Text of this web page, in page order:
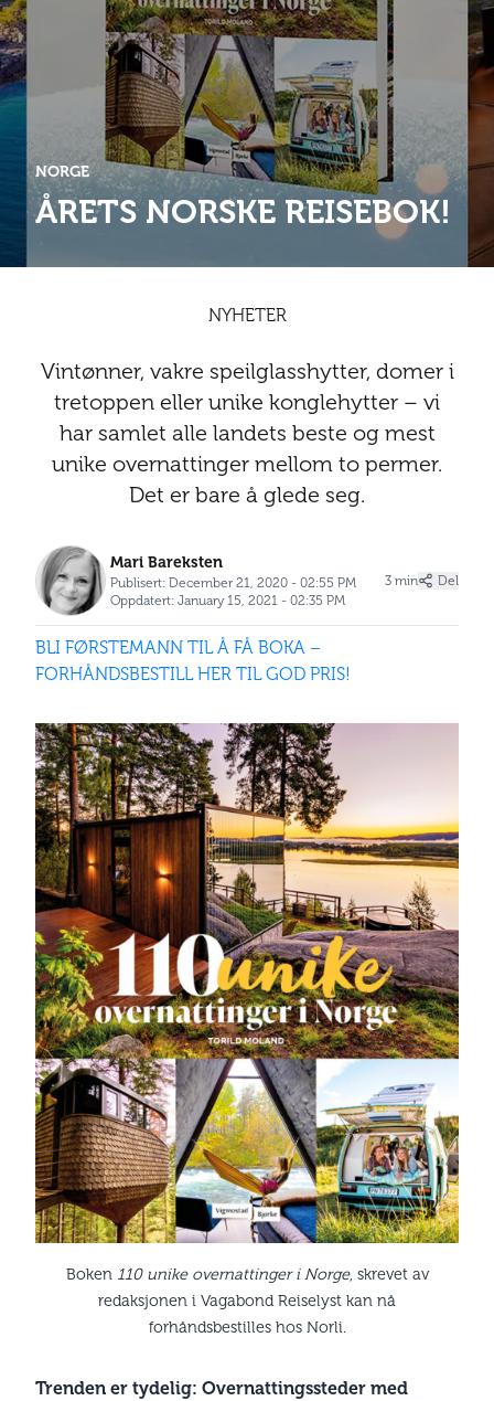
Kultur
Mat og drikke
Natur
Nyheter
Storby
Trender
Vinter
Sør-Amerika
Abonnementsfordeler
Våre vilkår og personvernpolicy
Presse
Annonsere
Kontakt
Abonnementsfordeler
Digitalutgaver
Nyheter Safari Sol og bad
Spa og luksus Storby
Trender Vinter
Kontakt
NORGE
ÅRETS NORSKE REISEBOK!
NYHETER
Vintønner, vakre speilglasshytter, domer i
tretoppen eller unike konglehytter – vi
har samlet alle landets beste og mest
unike overnattinger mellom to permer.
Det er bare å glede seg.
Mari Bareksten
Publisert: December 21, 2020 - 02:55 PM
Oppdatert: January 15, 2021 - 02:35 PM
3 min Del
BLI FØRSTEMANN TIL Å FÅ BOKA –
FORHÅNDSBESTILL HER TIL GOD PRIS!
Boken 110 unike overnattinger i Norge, skrevet av
redaksjonen i Vagabond Reiselyst kan nå
forhåndsbestilles hos Norli.
Trenden er tydelig: Overnattingssteder med